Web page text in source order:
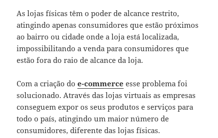
As lojas físicas têm o poder de alcance restrito,
atingindo apenas consumidores que estão próximos
ao bairro ou cidade onde a loja está localizada,
impossibilitando a venda para consumidores que
estão fora do raio de alcance da loja.
Com a criação doe-commerce esse problema foi
solucionado. Através das lojas virtuais as empresas
conseguem expor os seus produtos e serviços para
todo o país, atingindo um maior número de
consumidores, diferente das lojas físicas.